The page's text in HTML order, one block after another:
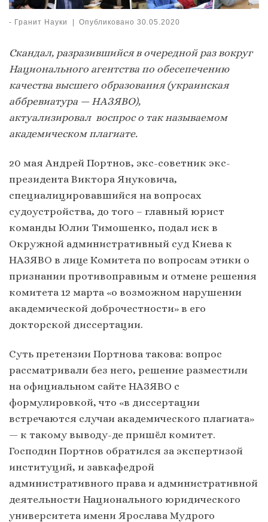
- Гранит Науки | Опубликовано30.05.2020
Скандал, разразившийся в очередной раз вокруг
Национального агентства по обесепечению
качества высшего образования (украинская
аббревиатура — НАЗЯВО),
актуализировал воспрос о так называемом
академическом плагиате.
20 мая Андрей Портнов, экс-советник экс-
президента Виктора Януковича,
специалицировавшийся на вопросах
судоустройства, до того – главный юрист
команды Юлии Тимошенко, подал иск в
Окружной административный суд Киева к
НАЗЯВО в лице Комитета по вопросам этики о
признании противоправным и отмене решения
комитета 12 марта «о возможном нарушении
академической доброчестности» в его
докторской диссертации.
Суть претензии Портнова такова: вопрос
рассматривали без него, решение разместили
на официальном сайте НАЗЯВО с
формулировкой, что «в диссертации
встречаются случаи академического плагиата»
— к такому выводу-де пришёл комитет.
Господин Портнов обратился за экспертизой
институций, и завкафедрой
административного права и административной
деятельности Национального юридического
университета имени Ярослава Мудрого